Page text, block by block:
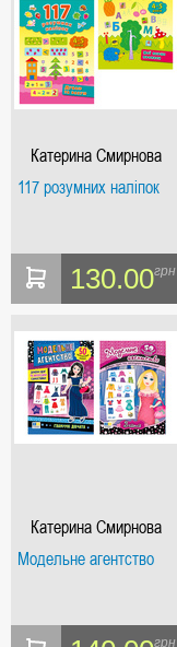
Катерина Смирнова
117 розумних наліпок
130.00грн
Катерина Смирнова
Модельне агентство
грн